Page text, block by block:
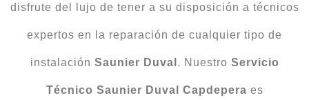
disfrute del lujo de tener a su disposición a técnicos
expertos en la reparación de cualquier tipo de
instalación Saunier Duval . Nuestro Servicio
Técnico Saunier Duval Capdepera es